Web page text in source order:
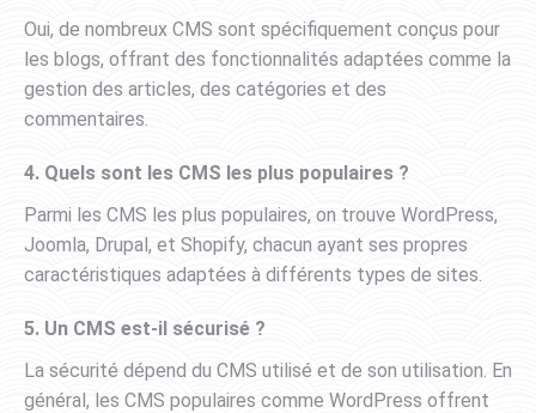
Oui, de nombreux CMS sont spécifiquement conçus pour
les blogs, offrant des fonctionnalités adaptées comme la
gestion des articles, des catégories et des
commentaires.
4. Quels sont les CMS les plus populaires ?
Parmi les CMS les plus populaires, on trouve WordPress,
Joomla, Drupal, et Shopify, chacun ayant ses propres
caractéristiques adaptées à différents types de sites.
5. Un CMS est-il sécurisé ?
La sécurité dépend du CMS utilisé et de son utilisation. En
général, les CMS populaires comme WordPress offrent